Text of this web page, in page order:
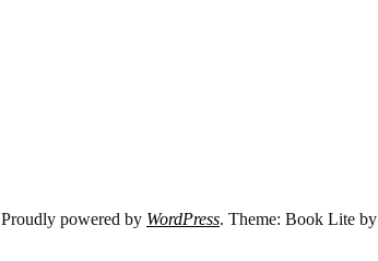
Proudly powered by WordPress. Theme: Book Lite by